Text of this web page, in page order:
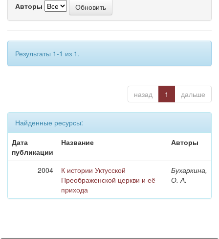
Авторы
Результаты 1-1 из 1.
назад 1 дальше
Найденные ресурсы:
Дата
публикации
Название Авторы
2004
К истории Уктусской
Преображенской церкви и её
прихода
Бухаркина,
О. А.